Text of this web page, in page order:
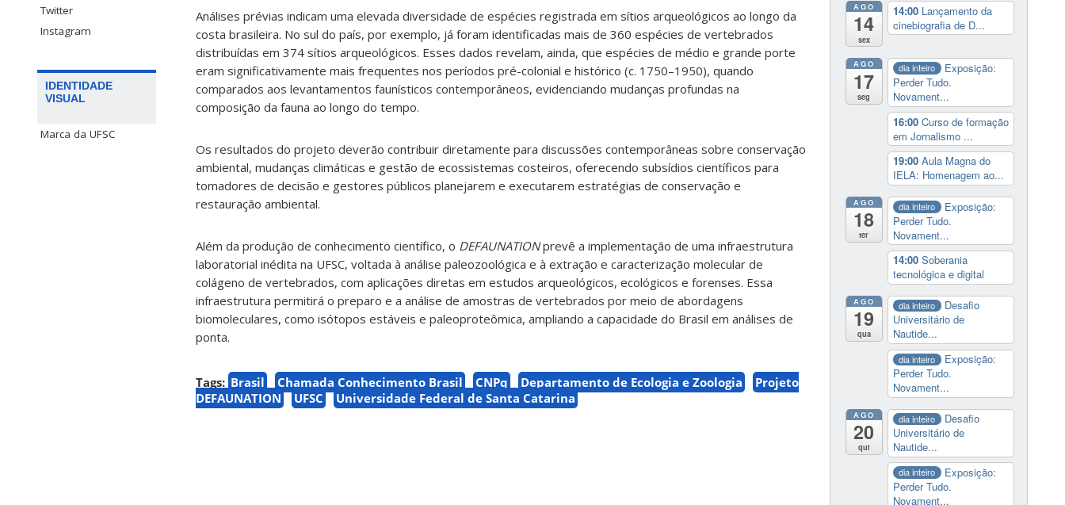
Twitter
Instagram
IDENTIDADE
VISUAL
Marca da UFSC
Análises prévias indicam uma elevada diversidade de espécies registrada em sítios arqueológicos ao longo da
costa brasileira. No sul do país, por exemplo, já foram identificadas mais de 360 espécies de vertebrados
distribuídas em 374 sítios arqueológicos. Esses dados revelam, ainda, que espécies de médio e grande porte
eram significativamente mais frequentes nos períodos pré-colonial e histórico (c. 1750–1950), quando
comparados aos levantamentos faunísticos contemporâneos, evidenciando mudanças profundas na
composição da fauna ao longo do tempo.
Os resultados do projeto deverão contribuir diretamente para discussões contemporâneas sobre conservação
ambiental, mudanças climáticas e gestão de ecossistemas costeiros, oferecendo subsídios científicos para
tomadores de decisão e gestores públicos planejarem e executarem estratégias de conservação e
restauração ambiental.
Além da produção de conhecimento científico, o DEFAUNATIONprevê a implementação de uma infraestrutura
laboratorial inédita na UFSC, voltada à análise paleozoológica e à extração e caracterização molecular de
colágeno de vertebrados, com aplicações diretas em estudos arqueológicos, ecológicos e forenses. Essa
infraestrutura permitirá o preparo e a análise de amostras de vertebrados por meio de abordagens
biomoleculares, como isótopos estáveis e paleoproteômica, ampliando a capacidade do Brasil em análises de
ponta.
Tags: Brasil Chamada Conhecimento Brasil CNPq Departamento de Ecologia e Zoologia
Projeto
DEFAUNATION
UFSC Universidade Federal de Santa Catarina
AGO
14
sex
14:00 Lançamento da
cinebiografia de D...
AGO
17
seg
dia inteiro
Exposição:
Perder Tudo.
Novament...
16:00 Curso de formação
em Jornalismo ...
19:00 Aula Magna do
IELA: Homenagem ao...
AGO
18
ter
dia inteiro
Exposição:
Perder Tudo.
Novament...
14:00 Soberania
tecnológica e digital
AGO
19
qua
dia inteiro
Desafio
Universitário de
Nautide...
dia inteiro
Exposição:
Perder Tudo.
Novament...
AGO
20
qui
dia inteiro
Desafio
Universitário de
Nautide...
dia inteiro
Exposição:
Perder Tudo.
Novament...